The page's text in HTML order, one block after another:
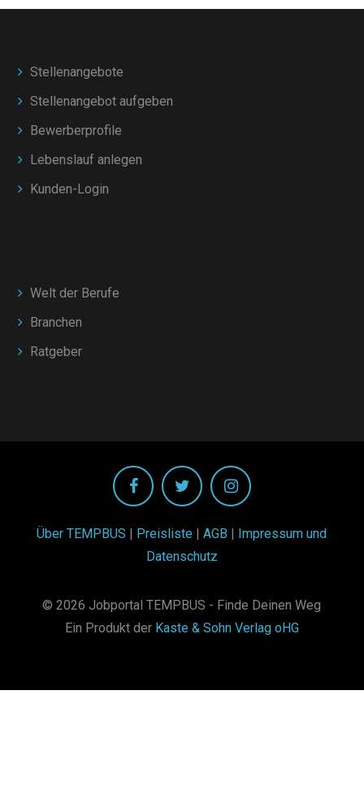
Stellenangebote
Stellenangebot aufgeben
Bewerberprofile
Lebenslauf anlegen
Kunden-Login
Welt der Berufe
Branchen
Ratgeber
Über TEMPBUS Preisliste |AGB
Impressum und
Datenschutz
© 2026 Jobportal TEMPBUS - Finde Deinen Weg
Ein Produkt der Kaste & Sohn Verlag oHG